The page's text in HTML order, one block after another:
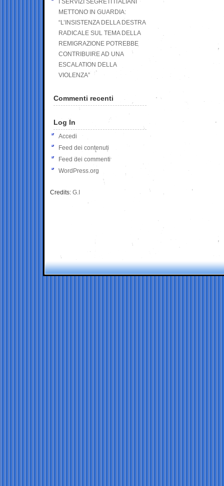
I SERVIZI SEGRETI ITALIANI
METTONO IN GUARDIA:
“L’INSISTENZA DELLA DESTRA
RADICALE SUL TEMA DELLA
REMIGRAZIONE POTREBBE
CONTRIBUIRE AD UNA
ESCALATION DELLA
VIOLENZA”
Commenti recenti
Log In
Accedi
Feed dei contenuti
Feed dei commenti
WordPress.org
Credits: G.I